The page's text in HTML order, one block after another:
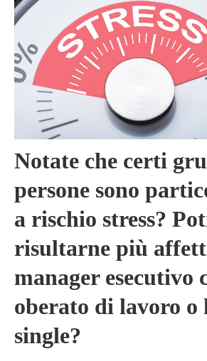
Notate che certi
persone sono
a rischio stress?
risultarne più
manager esecutivo
oberato di lavoro o
single?